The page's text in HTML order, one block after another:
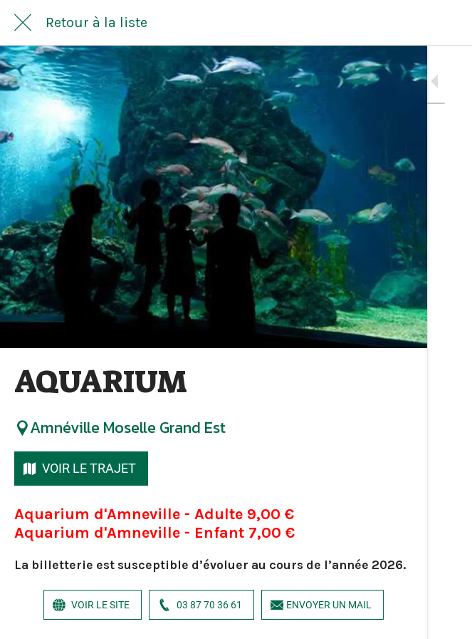
Retour à la liste
AQUARIUM
Amnéville Moselle Grand Est
VOIR LE TRAJET
Aquarium d'Amneville - Adulte 9,00 €
Aquarium d'Amneville - Enfant 7,00 €
La billetterie est susceptible d’évoluer au cours de l’année 2026.
VOIR LE SITE 03 87 70 36 61 ENVOYER UN MAIL